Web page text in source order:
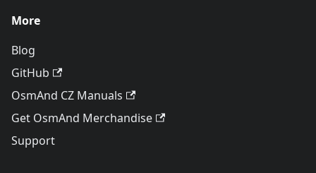
More
Blog
GitHub
OsmAnd CZ Manuals
Get OsmAnd Merchandise
Support